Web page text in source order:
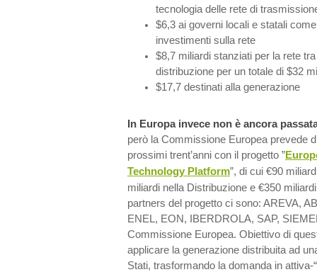
tecnologia delle rete di
$6,3 ai governi locali e statali
investimenti sulla rete
$8,7 miliardi stanziati per la rete
distribuzione per un totale di $32
$17,7 destinati alla generazione
In Europa invece non è ancora
però la Commissione Europea prevede
prossimi trent’anni con il progetto ”
Technology Platform”, di cui €90
miliardi nella Distribuzione e €350
partners del progetto ci sono: AREVA,
ENEL, EON, IBERDROLA, SAP,
Commissione Europea. Obiettivo di
applicare la generazione distribuita ad
Stati, trasformando la domanda in attiva-